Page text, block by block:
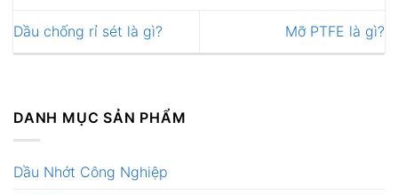
Dầu chống rỉ sét là gì? Mỡ PTFE là gì?
DANH MỤC SẢN PHẨM
Dầu Nhớt Công Nghiệp